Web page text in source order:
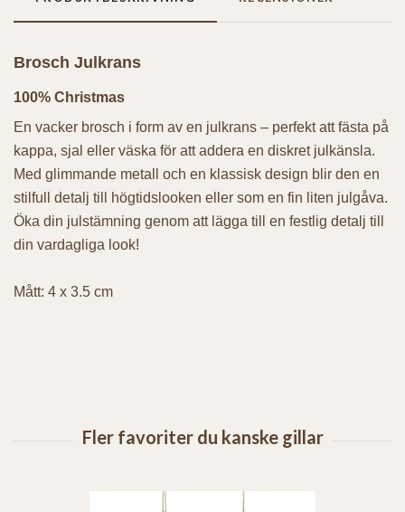
Brosch Julkrans
100% Christmas
En vacker brosch i form av en julkrans – perfekt att fästa på
kappa, sjal eller väska för att addera en diskret julkänsla.
Med glimmande metall och en klassisk design blir den en
stilfull detalj till högtidslooken eller som en fin liten julgåva.
Öka din julstämning genom att lägga till en festlig detalj till
din vardagliga look!
Mått: 4 x 3.5 cm